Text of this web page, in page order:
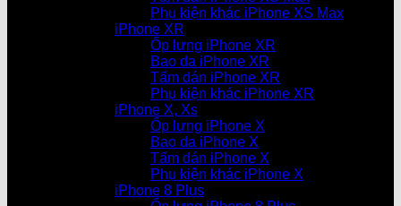
Phụ kiện khác iPhone XS Max
iPhone XR
Ốp lưng iPhone XR
Bao da iPhone XR
Tấm dán iPhone XR
Phụ kiện khác iPhone XR
iPhone X, Xs
Ốp lưng iPhone X
Bao da iPhone X
Tấm dán iPhone X
Phụ kiện khác iPhone X
iPhone 8 Plus